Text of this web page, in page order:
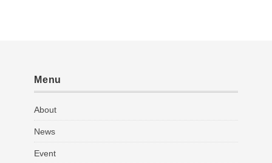
Menu
About
News
Event